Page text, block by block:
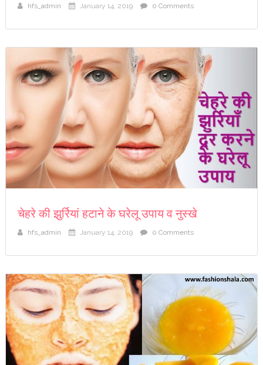
hfs_admin January 14, 2019 0 Comments
चेहरे की झुर्रियां हटाने के घरेलू उपाय व नुस्खे
hfs_admin January 14, 2019 0 Comments